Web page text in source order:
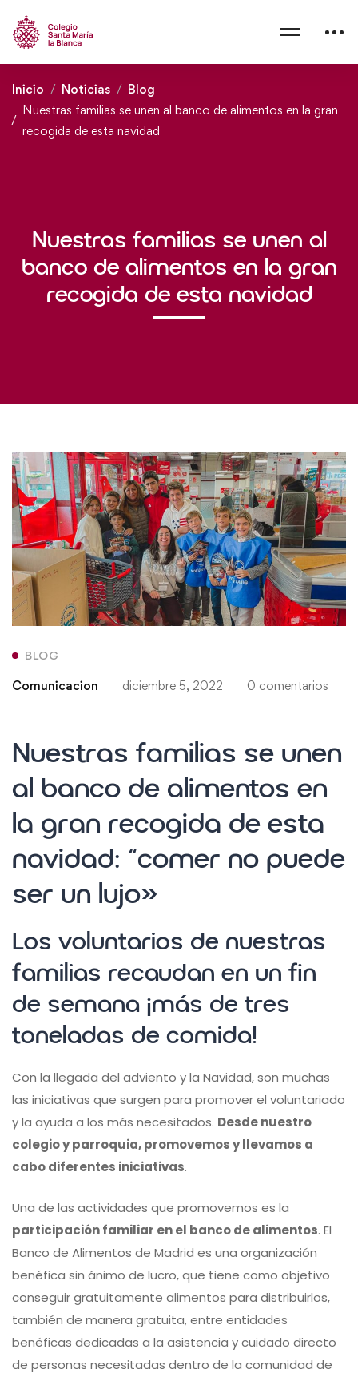
Inicio Noticias
Blog
Nuestras familias se unen al banco de alimentos en la gran
recogida de esta navidad
Nuestras familias se unen al
banco de alimentos en la gran
recogida de esta navidad
BLOG
Comunicacion diciembre 5, 2022 0 comentarios
Nuestras familias se unen
al banco de alimentos en
la gran recogida de esta
navidad: “comer no puede
ser un lujo»
Los voluntarios de nuestras
familias recaudan en un fin
de semana ¡más de tres
toneladas de comida!
Con la llegada del adviento y la Navidad, son muchas
las iniciativas que surgen para promover el voluntariado
y la ayuda a los más necesitados. Desde nuestro
colegio y parroquia, promovemos y llevamos a
cabo diferentes iniciativas.
Una de las actividades que promovemos es la
participación familiar en el banco de alimentos. El
Banco de Alimentos de Madrid es una organización
benéfica sin ánimo de lucro, que tiene como objetivo
conseguir gratuitamente alimentos para distribuirlos,
también de manera gratuita, entre entidades
benéficas dedicadas a la asistencia y cuidado directo
de personas necesitadas dentro de la comunidad de